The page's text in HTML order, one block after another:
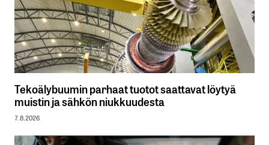
Tekoälybuumin parhaat tuotot saattavat löytyä
muistin ja sähkön niukkuudesta
7.8.2026